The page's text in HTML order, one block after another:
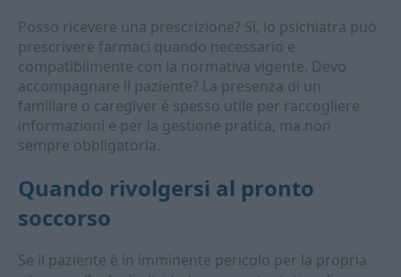
Posso ricevere una prescrizione? Sì, lo psichiatra può
prescrivere farmaci quando necessario e
compatibilmente con la normativa vigente. Devo
accompagnare il paziente? La presenza di un
familiare o caregiver è spesso utile per raccogliere
informazioni e per la gestione pratica, ma non
sempre obbligatoria.
Quando rivolgersi al pronto
soccorso
Se il paziente è in imminente pericolo per la propria